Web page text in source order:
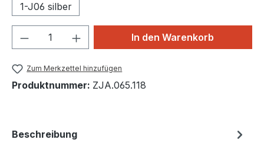
1-J06 silber
Produkt Anzahl: Gib denIn den Warenkorb
Zum Merkzettel hinzufügen
Produktnummer: ZJA.065.118
Beschreibung